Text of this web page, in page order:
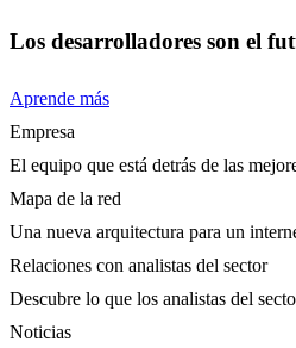
Los desarrolladores son el
Aprende más
Empresa
El equipo que está detrás de las
Mapa de la red
Una nueva arquitectura para un
Relaciones con analistas del sector
Descubre lo que los analistas del
Noticias